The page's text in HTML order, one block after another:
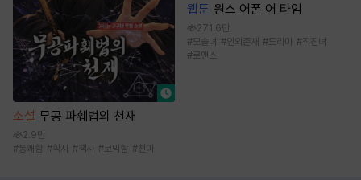
소설 무공 파훼법의 천재
2.9만
#통쾌함 #학사 # 책사 #코믹함 #천마
웹툰 원스 어폰 어 타임
271.6만
#모솔녀 #인외존재 #드라마 #직진녀
#로맨스